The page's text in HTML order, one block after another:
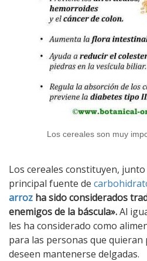
Los cereales son muy
Los cereales constituyen, junto
principal fuente de
arroz ha sido considerados
enemigos de la báscula».Al
les ha considerado como
para las personas que quieran
deseen mantenerse delgadas.